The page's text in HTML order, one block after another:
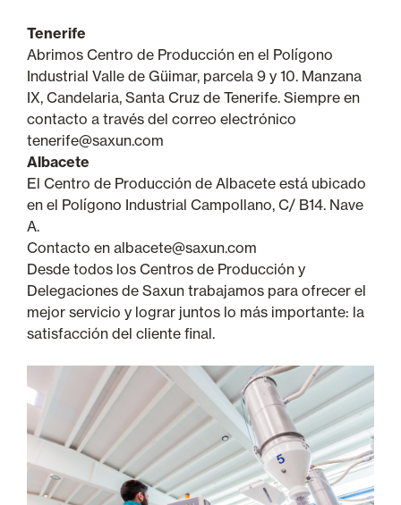
Tenerife
Abrimos Centro de Producción en el Polígono
Industrial Valle de Güimar, parcela 9 y 10. Manzana
IX, Candelaria, Santa Cruz de Tenerife. Siempre en
contacto a través del correo electrónico
tenerife@saxun.com
Albacete
El Centro de Producción de Albacete está ubicado
en el Polígono Industrial Campollano, C/ B14. Nave
A.
Contacto en albacete@saxun.com
Desde todos los Centros de Producción y
Delegaciones de Saxun trabajamos para ofrecer el
mejor servicio y lograr juntos lo más importante: la
satisfacción del cliente final.